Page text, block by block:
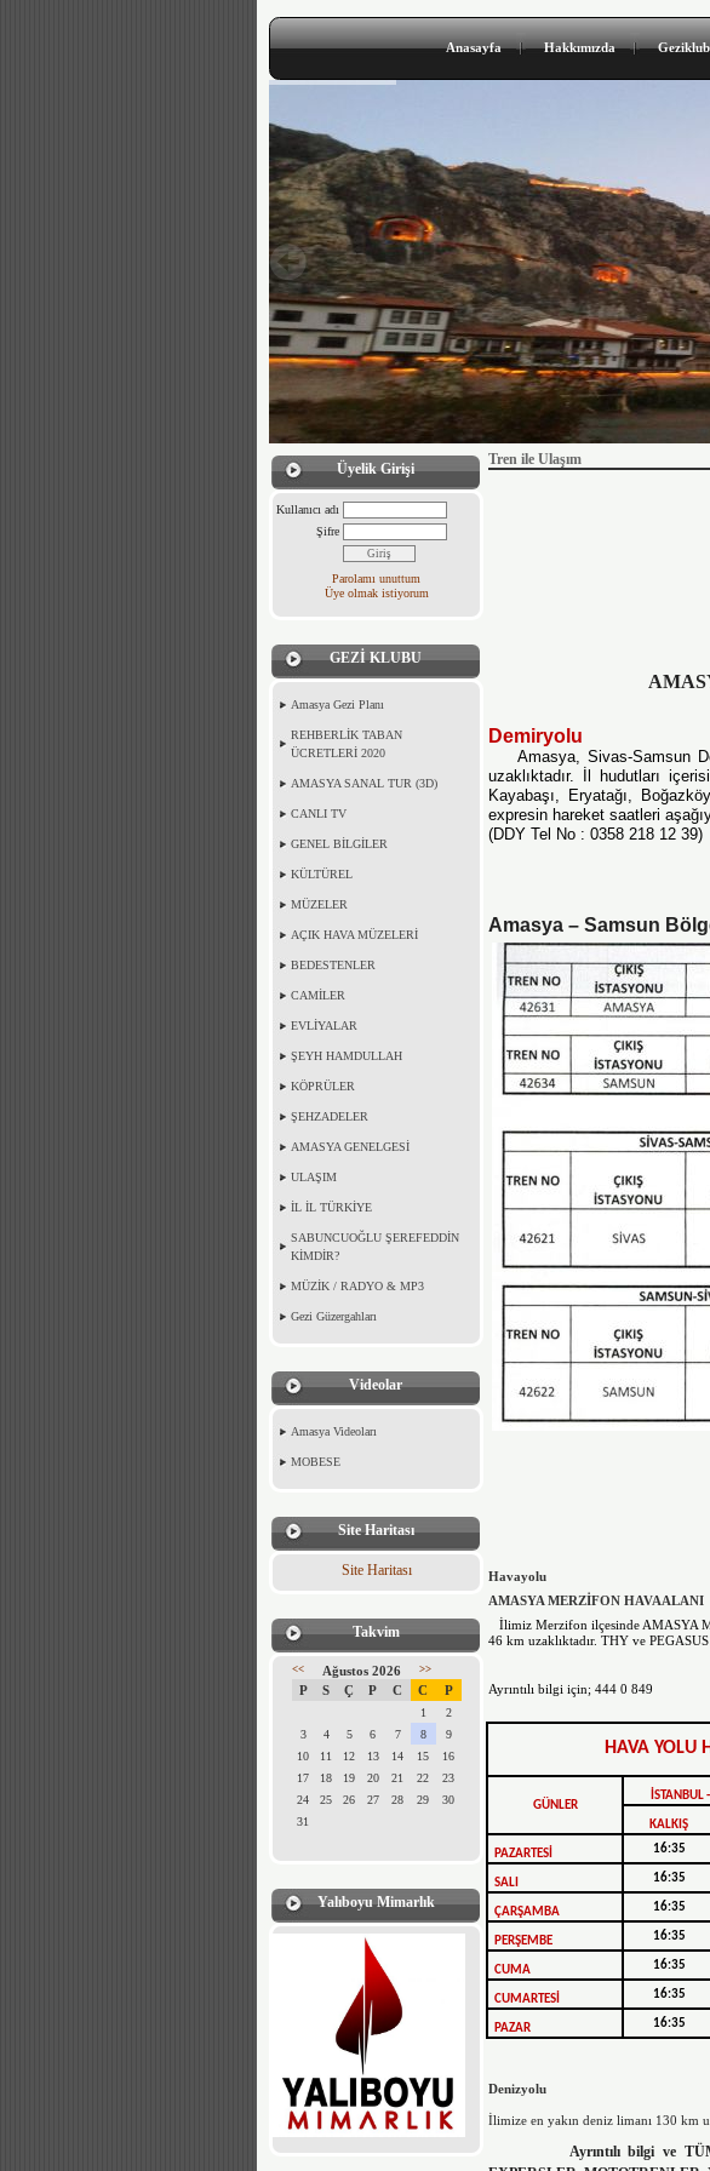
Anasayfa Hakkımızda
Üyelik Girişi
Kullanıcı adı
Şifre
Parolamı unuttum
Üye olmak istiyorum
GEZİ KLUBU
Amasya Gezi Planı
REHBERLİK TABAN
ÜCRETLERİ 2020
AMASYA SANAL TUR (3D)
CANLI TV
GENEL BİLGİLER
KÜLTÜREL
MÜZELER
AÇIK HAVA MÜZELERİ
BEDESTENLER
CAMİLER
EVLİYALAR
ŞEYH HAMDULLAH
KÖPRÜLER
ŞEHZADELER
AMASYA GENELGESİ
ULAŞIM
İL İL TÜRKİYE
SABUNCUOĞLU ŞEREFEDDİN
KİMDİR?
MÜZİK / RADYO & MP3
Gezi Güzergahları
Videolar
Amasya Videoları
MOBESE
Site Haritası
Site Haritası
Takvim
<< Ağustos 2026 >>
P S Ç P C C P
1
2
3
4 5 6 7 8
9
10
11 12 13 14 15
16
17
18 19 20 21 22
23
24
25 26 27 28 29
30
31
Yalıboyu Mimarlık
Tren ile Ulaşım
Demiryolu
Amasya, Sivas-Samsun
uzaklıktadır. İl hudutları
Kayabaşı, Eryatağı,
expresin hareket saatleri
(DDY Tel No : 0358 218 12 39)
Amasya – Samsun
Havayolu
AMASYA MERZİFON HAVAALANI
İlimiz Merzifon ilçesinde AMASYA
46 km uzaklıktadır. THY ve
Ayrıntılı bilgi için; 444 0 849
HAVA YOLU
GÜNLER
İSTANBUL
KALKIŞ
PAZARTESİ 16:35
SALI 16:35
ÇARŞAMBA 16:35
PERŞEMBE 16:35
CUMA 16:35
CUMARTESİ 16:35
PAZAR 16:35
Denizyolu
İlimize en yakın deniz limanı 130 km
Ayrıntılı bilgi ve TÜM